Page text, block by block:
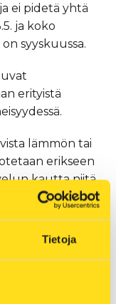
Tietoja
ei pidetä yhtä
ja koko
syyskuussa.
erityistä
lämmön tai
erikseen
kautta niitä
koskettavat.
ja
palautetta